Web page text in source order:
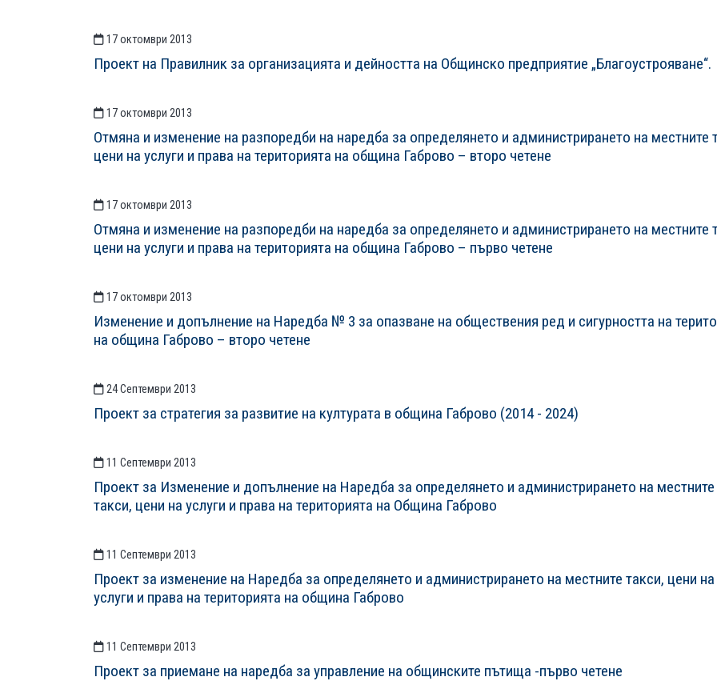
17 октомври 2013
Проект на Правилник за организацията и дейността на Общинско предприятие „Благоустрояване“.
17 октомври 2013
Отмяна и изменение на разпоредби на наредба за определянето и администрирането на местните
цени на услуги и права на територията на община Габрово – второ четене
17 октомври 2013
Отмяна и изменение на разпоредби на наредба за определянето и администрирането на местните
цени на услуги и права на територията на община Габрово – първо четене
17 октомври 2013
Изменение и допълнение на Наредба № 3 за опазване на обществения ред и сигурността на
на община Габрово – второ четене
24 Септември 2013
Проект за стратегия за развитие на културата в община Габрово (2014 - 2024)
11 Септември 2013
Проект за Изменение и допълнение на Наредба за определянето и администрирането на местните
такси, цени на услуги и права на територията на Община Габрово
11 Септември 2013
Проект за изменение на Наредба за определянето и администрирането на местните такси, цени на
услуги и права на територията на община Габрово
11 Септември 2013
Проект за приемане на наредба за управление на общинските пътища -първо четене